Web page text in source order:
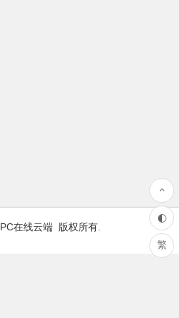
PC在线云端 版权所有.
繁